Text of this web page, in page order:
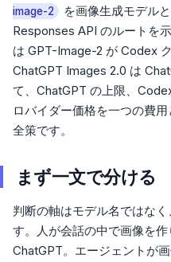
image-2
を画像生成モデル
Responses API のルートを
は GPT-Image-2 が Codex
ChatGPT Images 2.0 は
て、ChatGPT の上限、
ロバイダー価格を一つの費
全策です。
まず一文で分ける
判断の軸はモデル名ではな
す。人が会話の中で画像を
ChatGPT。エージェントが